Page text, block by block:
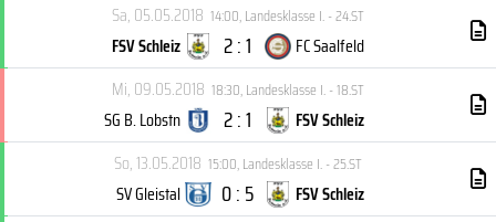
Sa, 05.05.2018 14:00,Landesklasse I. - 24.ST
FSV Schleiz 2 : 1
FC Saalfeld
Mi, 09.05.2018 18:30,Landesklasse I. - 18.ST
SG B. Lobstn 2 : 1
FSV Schleiz
So, 13.05.2018 15:00,Landesklasse I. - 25.ST
SV Gleistal 0 : 5
FSV Schleiz